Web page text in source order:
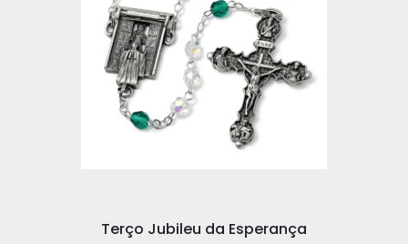
Terço Jubileu da Esperança